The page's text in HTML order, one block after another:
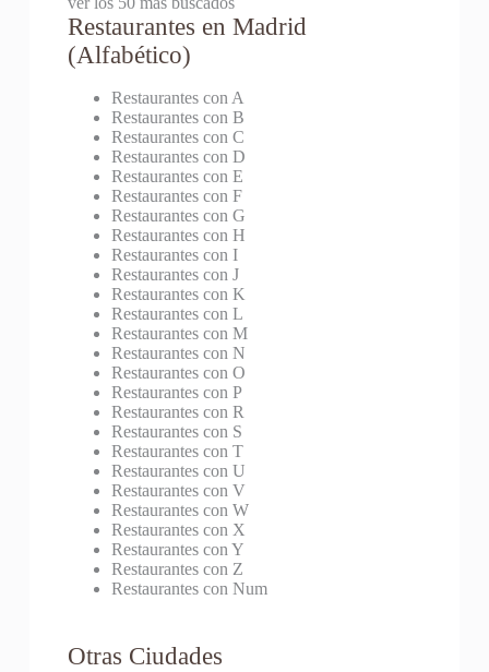
Restaurantes en Madrid
(Alfabético)
Restaurantes con A
Restaurantes con B
Restaurantes con C
Restaurantes con D
Restaurantes con E
Restaurantes con F
Restaurantes con G
Restaurantes con H
Restaurantes con I
Restaurantes con J
Restaurantes con K
Restaurantes con L
Restaurantes con M
Restaurantes con N
Restaurantes con O
Restaurantes con P
Restaurantes con R
Restaurantes con S
Restaurantes con T
Restaurantes con U
Restaurantes con V
Restaurantes con W
Restaurantes con X
Restaurantes con Y
Restaurantes con Z
Restaurantes con Num
Otras Ciudades